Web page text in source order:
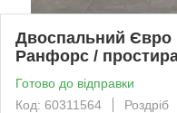
Двоспальний Євро
Ранфорс /
Готово до відправки
Код: 60311564
Роздріб